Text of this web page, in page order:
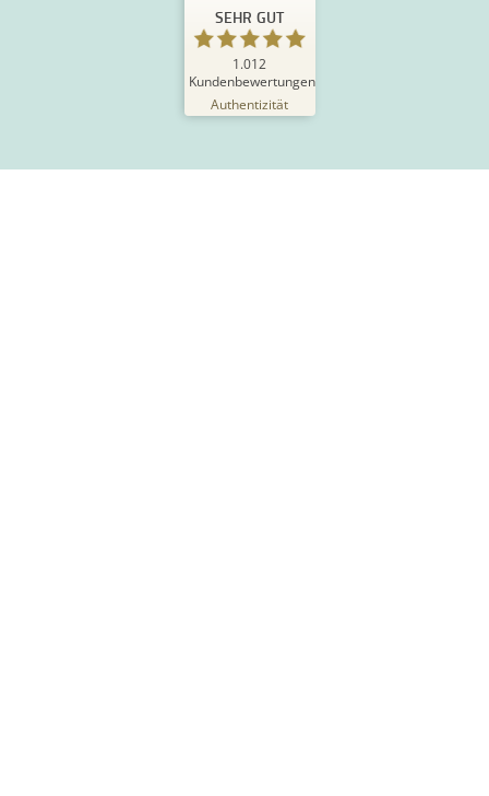
SEHR GUT
1.012
Kundenbewertungen
Authentizität